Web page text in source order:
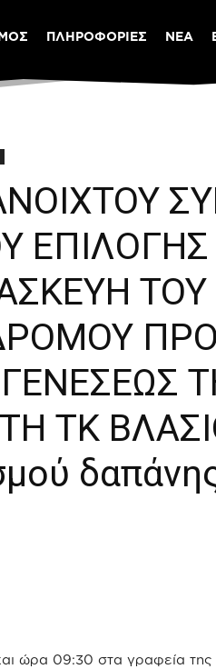
ΠΛΗΡΟΦΟΡΙΕΣ ΝΕΑ
ΤΚ
ώρα 09:30 στα γραφεία